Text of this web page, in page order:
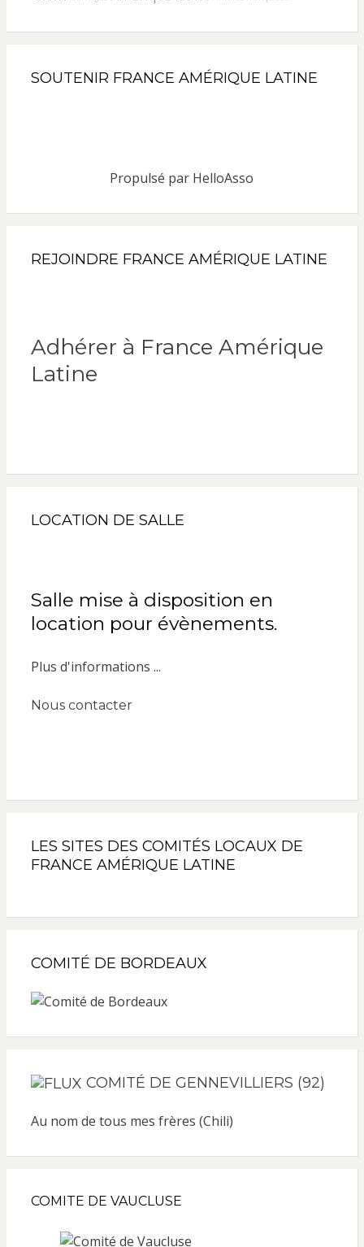
SOUTENIR FRANCE AMÉRIQUE LATINE
Propulsé par HelloAsso
REJOINDRE FRANCE AMÉRIQUE LATINE
Adhérer à France Amérique
Latine
LOCATION DE SALLE
Salle mise à disposition en
location pour évènements.
Plus d'informations ...
Nous contacter
LES SITES DES COMITÉS LOCAUX DE
FRANCE AMÉRIQUE LATINE
COMITÉ DE BORDEAUX
COMITÉ DE GENNEVILLIERS (92)
Au nom de tous mes frères (Chili)
COMITE DE VAUCLUSE